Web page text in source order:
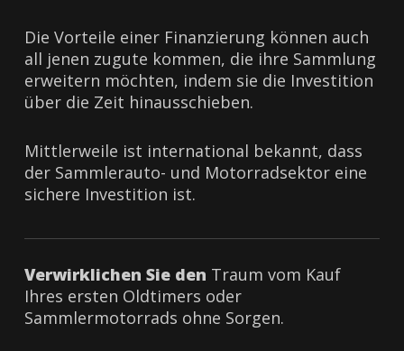
Die Vorteile einer Finanzierung können auch
all jenen zugute kommen, die ihre Sammlung
erweitern möchten, indem sie die Investition
über die Zeit hinausschieben.
Mittlerweile ist international bekannt, dass
der Sammlerauto- und Motorradsektor eine
sichere Investition ist.
Verwirklichen Sie den Traum vom Kauf
Ihres ersten Oldtimers oder
Sammlermotorrads ohne Sorgen.